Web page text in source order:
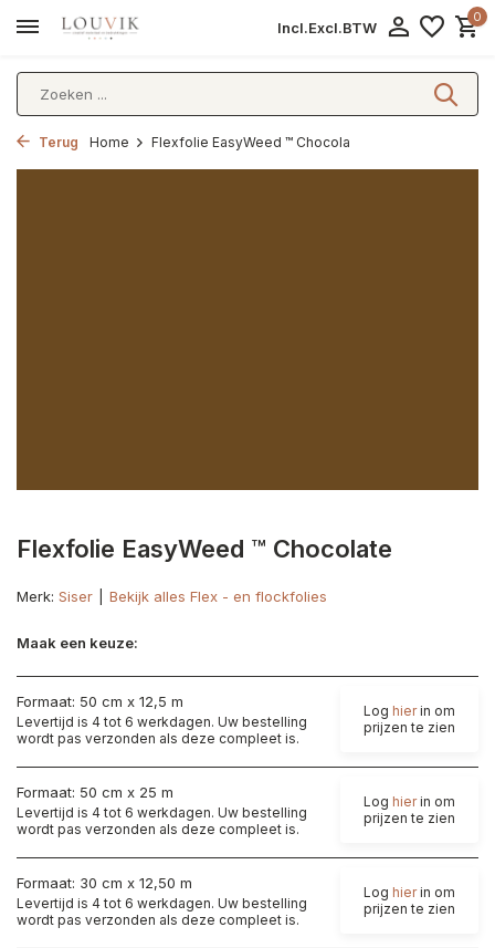
Incl.Excl.BTW
0
Terug Home Flexfolie EasyWeed ™ Chocola
Flexfolie EasyWeed ™ Chocolate
Merk: Siser Bekijk alles Flex - en flockfolies
Maak een keuze:
Formaat: 50 cm x 12,5 m
Levertijd is 4 tot 6 werkdagen. Uw bestelling
wordt pas verzonden als deze compleet is.
Log hierin om
prijzen te zien
Formaat: 50 cm x 25 m
Levertijd is 4 tot 6 werkdagen. Uw bestelling
wordt pas verzonden als deze compleet is.
Log hierin om
prijzen te zien
Formaat: 30 cm x 12,50 m
Levertijd is 4 tot 6 werkdagen. Uw bestelling
wordt pas verzonden als deze compleet is.
Log hierin om
prijzen te zien